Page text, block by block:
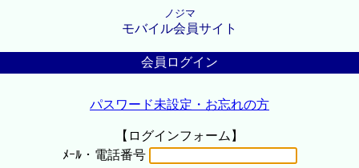
ノジマ
モバイル会員サイト
会員ログイン
パスワード未設定・お忘れの方
【ログインフォーム】
ﾒｰﾙ・電話番号